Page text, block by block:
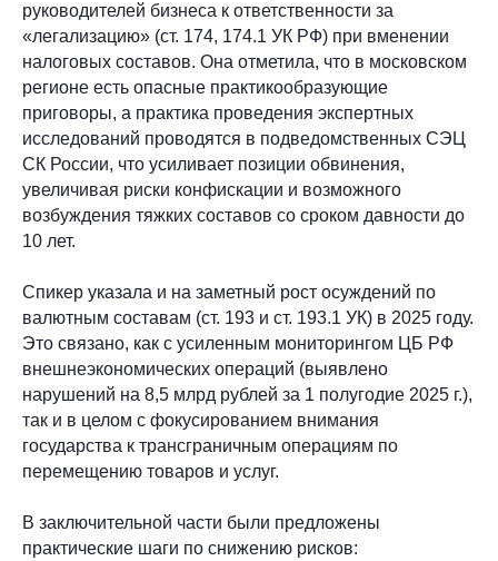
руководителей бизнеса к ответственности за
«легализацию» (ст. 174, 174.1 УК РФ) при вменении
налоговых составов. Она отметила, что в московском
регионе есть опасные практикообразующие
приговоры, а практика проведения экспертных
исследований проводятся в подведомственных СЭЦ
СК России, что усиливает позиции обвинения,
увеличивая риски конфискации и возможного
возбуждения тяжких составов со сроком давности до
10 лет.
Спикер указала и на заметный рост осуждений по
валютным составам (ст. 193 и ст. 193.1 УК) в 2025 году.
Это связано, как с усиленным мониторингом ЦБ РФ
внешнеэкономических операций (выявлено
нарушений на 8,5 млрд рублей за 1 полугодие 2025 г.),
так и в целом с фокусированием внимания
государства к трансграничным операциям по
перемещению товаров и услуг.
В заключительной части были предложены
практические шаги по снижению рисков:
+7 (499) 110-37-00
119435, Москва, Большой